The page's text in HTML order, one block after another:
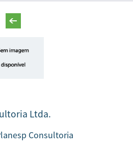
Ltda.
Consultoria